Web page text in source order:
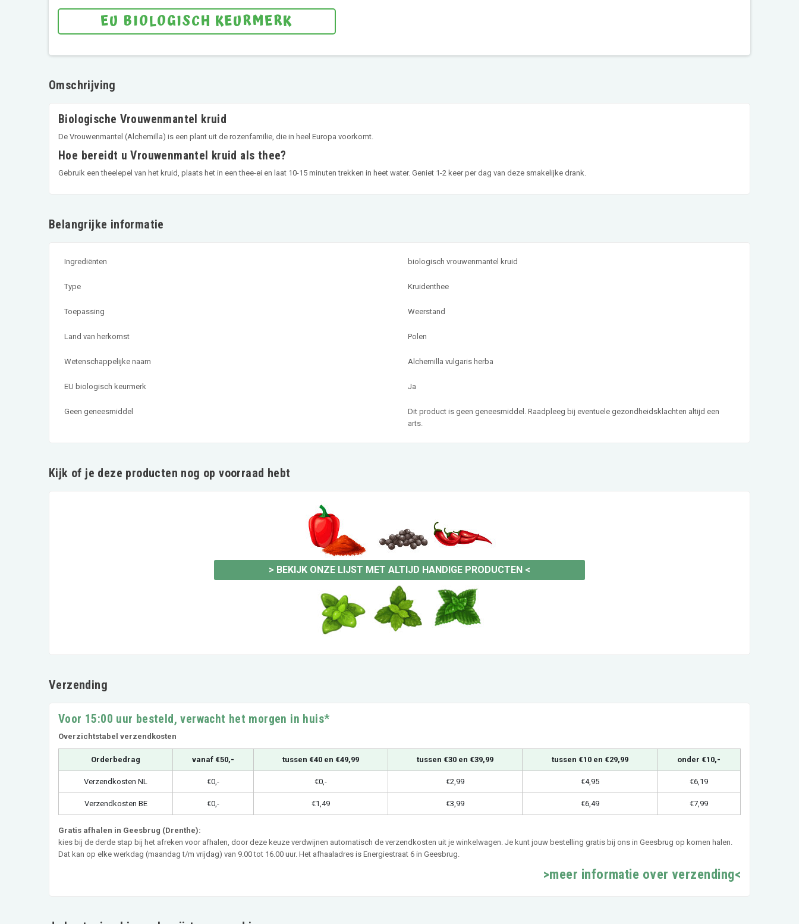
EU BIOLOGISCH KEURMERK
Omschrijving
Biologische Vrouwenmantel kruid
De Vrouwenmantel (Alchemilla) is een plant uit de rozenfamilie, die in heel Europa voorkomt.
Hoe bereidt u Vrouwenmantel kruid als thee?
Gebruik een theelepel van het kruid, plaats het in een thee-ei en laat 10-15 minuten trekken in heet water. Geniet 1-2 keer per dag van deze smakelijke drank.
Belangrijke informatie
Ingrediënten biologisch vrouwenmantel kruid
Type Kruidenthee
Toepassing Weerstand
Land van herkomst Polen
Wetenschappelijke naam Alchemilla vulgaris herba
EU biologisch keurmerk Ja
Geen geneesmiddel
Dit product is geen geneesmiddel. Raadpleeg bij eventuele gezondheidsklachten altijd een
arts.
Kijk of je deze producten nog op voorraad hebt
> BEKIJK ONZE LIJST MET ALTIJD HANDIGE PRODUCTEN <
Verzending
Voor 15:00 uur besteld, verwacht het morgen in huis*
Overzichtstabel verzendkosten
Orderbedrag vanaf €50,- tussen €40 en €49,99 tussen €30 en €39,99 tussen €10 en €29,99 onder €10,-
Verzendkosten NL €0,- €0,- €2,99 €4,95 €6,19
Verzendkosten BE €0,- €1,49 €3,99 €6,49 €7,99
Gratis afhalen in Geesbrug (Drenthe):
kies bij de derde stap bij het afreken voor afhalen, door deze keuze verdwijnen automatisch de verzendkosten uit je winkelwagen. Je kunt jouw bestelling gratis bij ons in Geesbrug op komen halen.
Dat kan op elke werkdag (maandag t/m vrijdag) van 9.00 tot 16.00 uur. Het afhaaladres is Energiestraat 6 in Geesbrug.
>meer informatie over verzending<